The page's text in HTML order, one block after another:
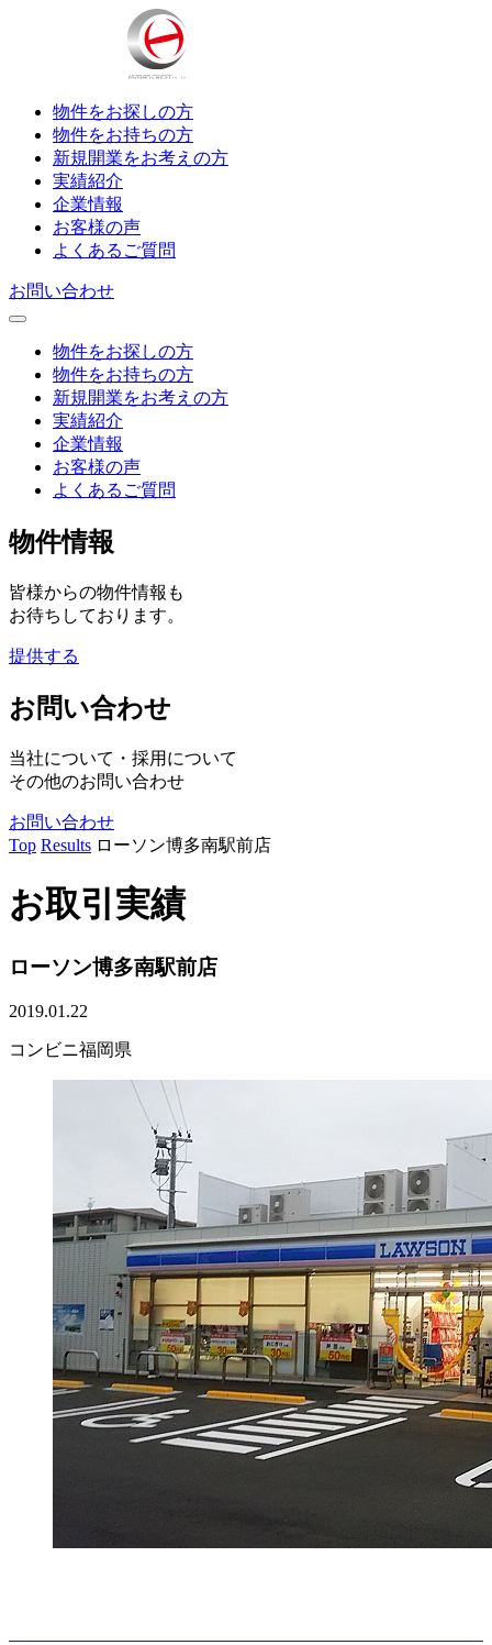
物件をお探しの方
物件をお持ちの方
新規開業をお考えの方
実績紹介
企業情報
お客様の声
よくあるご質問
お問い合わせ
物件をお探しの方
物件をお持ちの方
新規開業をお考えの方
実績紹介
企業情報
お客様の声
よくあるご質問
物件情報
皆様からの物件情報も
お待ちしております。
提供する
お問い合わせ
当社について・採用について
その他のお問い合わせ
お問い合わせ
Top Results ローソン博多南駅前店
お取引実績
ローソン博多南駅前店
2019.01.22
コンビニ福岡県